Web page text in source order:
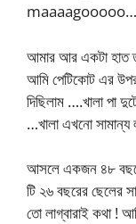
আমার আর একটা হাত
আমি পেটিকোট এর
দিছিলাম ….খালা পা
…খালা এখনো সামান্য
আসলে একজন ৪৮
টি ২৬ বছরের ছেলের
তো লাগ্বারাই কথা !